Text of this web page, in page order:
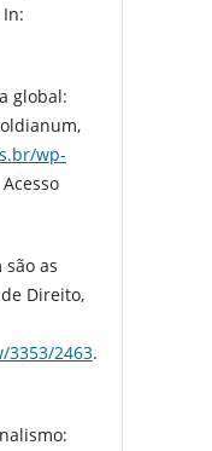
global:
wp-
são as
Direito,
2463.